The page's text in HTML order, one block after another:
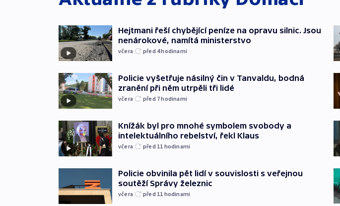
Hejtmani řeší chybějící peníze na opravu silnic. Jsou
nenárokové, namítá ministerstvo
včera před 4hodinami
Policie vyšetřuje násilný čin v Tanvaldu, bodná
zranění při něm utrpěli tři lidé
včera před 7hodinami
Knížák byl pro mnohé symbolem svobody a
intelektuálního rebelství, řekl Klaus
včera před 11 hodinami
Policie obvinila pět lidí v souvislosti s veřejnou
soutěží Správy železnic
včera před 11 hodinami